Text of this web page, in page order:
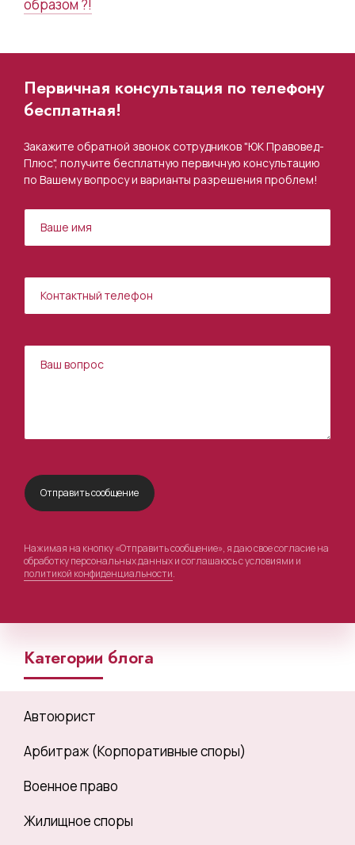
образом ?!
Первичная консультация по телефону
бесплатная!
Закажите обратной звонок сотрудников "ЮК Правовед-
Плюс", получите бесплатную первичную консультацию
по Вашему вопросу и варианты разрешения проблем!
Нажимая на кнопку «Отправить сообщение», я даю свое согласие на
обработку персональных данных и соглашаюсь с условиями и
политикой конфиденциальности.
Категории блога
Автоюрист
Арбитраж (Корпоративные споры)
Военное право
Жилищное споры